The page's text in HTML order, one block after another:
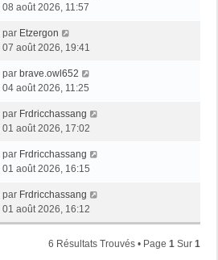
08 août 2026, 11:57
par Etzergon
07 août 2026, 19:41
par brave.owl652
04 août 2026, 11:25
par Frdricchassang
01 août 2026, 17:02
par Frdricchassang
01 août 2026, 16:15
par Frdricchassang
01 août 2026, 16:12
6 Résultats Trouvés • Page 1 Sur 1